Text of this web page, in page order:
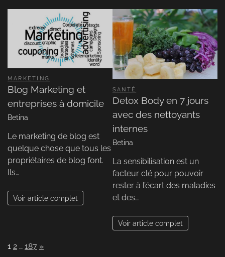
MARKETING
Blog Marketing et
entreprises à domicile
Betina
Le marketing de blog est
quelque chose que tous les
propriétaires de blog font.
Ils…
Voir article complet
SANTÉ
Detox Body en 7 jours
avec des nettoyants
internes
Betina
La sensibilisation est un
facteur clé pour pouvoir
rester à l’écart des maladies
et des…
Voir article complet
Page:
1 2 … 187 Next
»